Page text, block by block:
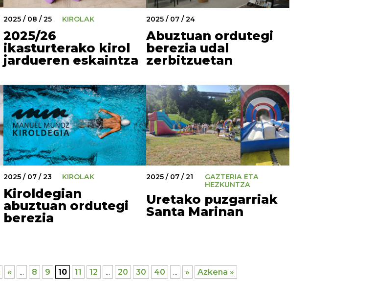
2025 / 08 / 25 KIROLAK
2025/26
ikasturterako kirol
jardueren eskaintza
2025 / 07 / 24
Abuztuan ordutegi
berezia udal
zerbitzuetan
2025 / 07 / 23 KIROLAK
Kiroldegian
abuztuan ordutegi
berezia
2025 / 07 / 21
GAZTERIA ETA
HEZKUNTZA
Uretako puzgarriak
Santa Marinan
« ... 8 9 10 11 12 ... 20 30 40 ... » Azkena »